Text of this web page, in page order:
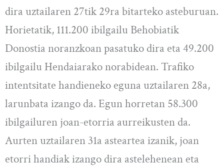
dira uztailaren 27tik 29ra bitarteko asteburuan.
Horietatik, 111.200 ibilgailu Behobiatik
Donostia noranzkoan pasatuko dira eta 49.200
ibilgailu Hendaiarako norabidean. Trafiko
intentsitate handieneko eguna uztailaren 28a,
larunbata izango da. Egun horretan 58.300
ibilgailuren joan-etorria aurreikusten da.
Aurten uztailaren 31a asteartea izanik, joan
etorri handiak izango dira astelehenean eta